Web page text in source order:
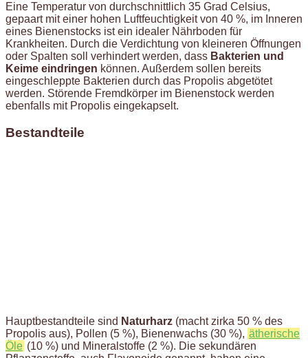
Eine Temperatur von durchschnittlich 35 Grad Celsius,
gepaart mit einer hohen Luftfeuchtigkeit von 40 %, im Inneren
eines Bienenstocks ist ein idealer Nährboden für
Krankheiten. Durch die Verdichtung von kleineren Öffnungen
oder Spalten soll verhindert werden, dass Bakterien und
Keime eindringen können. Außerdem sollen bereits
eingeschleppte Bakterien durch das Propolis abgetötet
werden. Störende Fremdkörper im Bienenstock werden
ebenfalls mit Propolis eingekapselt.
Bestandteile
Hauptbestandteile sind Naturharz (macht zirka 50 % des
Propolis aus), Pollen (5 %), Bienenwachs (30 %), ätherische
Öle (10 %) und Mineralstoffe (2 %). Die sekundären